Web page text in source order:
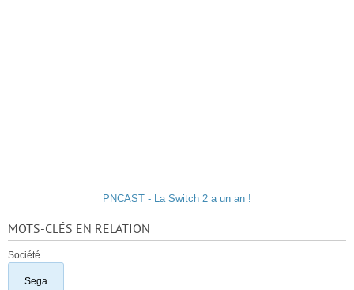
PNCAST - La Switch 2 a un an !
MOTS-CLÉS EN RELATION
Société
Sega